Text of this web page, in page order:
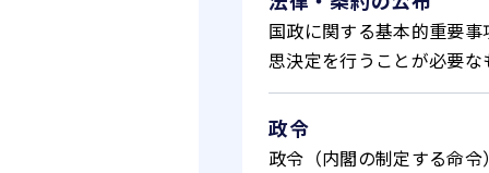
国政に関する基本的重要
思決定を行うことが必要な
政令
政令（内閣の制定する命